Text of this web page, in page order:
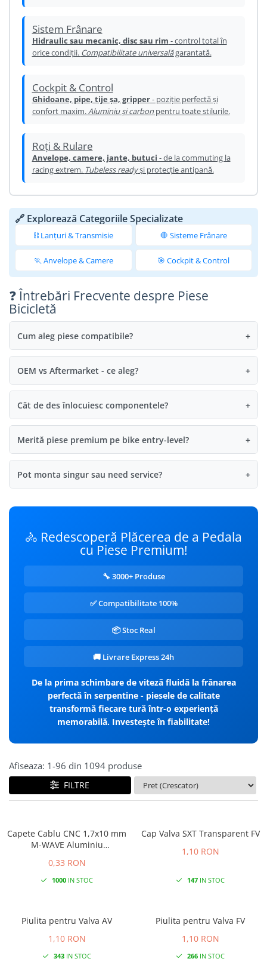
Sistem Frânare
Hidraulic sau mecanic, disc sau rim - control total în
orice condiții. Compatibilitate universalăgarantată.
Cockpit & Control
Ghidoane, pipe, tije șa, gripper- poziție perfectă și
confort maxim. Aluminiu și carbonpentru toate stilurile.
Roți & Rulare
Anvelope, camere, jante, butuci - de la commuting la
racing extrem. Tubeless readyși protecție antipană.
🔗 Explorează Categoriile Specializate
⛓️ Lanțuri & Transmisie 🛑 Sisteme Frânare
🏃 Anvelope & Camere 🎯 Cockpit & Control
❓ Întrebări Frecvente despre Piese
Bicicletă
Cum aleg piese compatibile? +
OEM vs Aftermarket - ce aleg? +
Cât de des înlocuiesc componentele? +
Merită piese premium pe bike entry-level? +
Pot monta singur sau need service? +
🚴 Redescoperă Plăcerea de a Pedala
cu Piese Premium!
🔧 3000+ Produse
✅ Compatibilitate 100%
📦 Stoc Real
🚚 Livrare Express 24h
De la prima schimbare de viteză fluidă la frânarea
perfectă în serpentine - piesele de calitate
transformă fiecare tură într-o experiență
memorabilă. Investește în fiabilitate!
Afiseaza: 1-96 din 1094 produse
FILTRE
Capete Cablu CNC 1,7x10 mm
M-WAVE Aluminiu
0,33 RON
1000IN STOC
Cap Valva SXT Transparent FV
1,10 RON
147IN STOC
Piulita pentru Valva AV
1,10 RON
343IN STOC
Piulita pentru Valva FV
1,10 RON
266IN STOC